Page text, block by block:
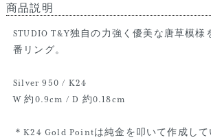
商品説明
STUDIO T&Y独自の力強く優美な唐草模様
番リング。
Silver 950 / K24
W 約0.9cm / D 約0.18cm
＊K24 Gold Pointは純金を叩いて作成し